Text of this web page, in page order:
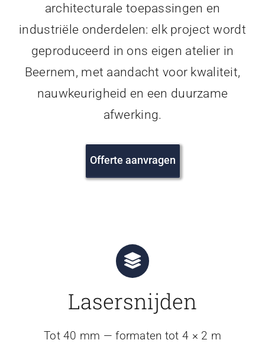
architecturale toepassingen en
industriële onderdelen: elk project wordt
geproduceerd in ons eigen atelier in
Beernem, met aandacht voor kwaliteit,
nauwkeurigheid en een duurzame
afwerking.
Offerte aanvragen
Lasersnijden
Tot 40 mm — formaten tot 4 × 2 m